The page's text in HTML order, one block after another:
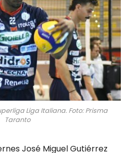
Liga Italiana. Foto: Prisma
Taranto
José Miguel Gutiérrez